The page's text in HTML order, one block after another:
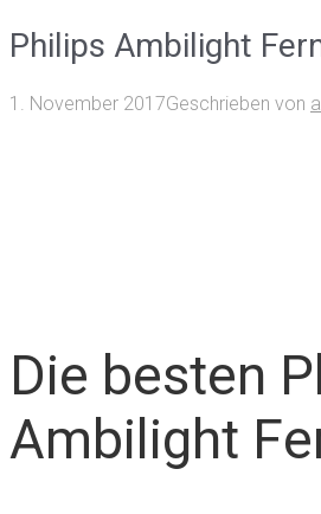
Philips Ambilight
1. November 2017Geschrieben von
Die besten
Ambilight